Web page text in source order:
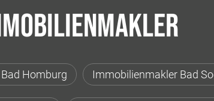
Homburg Immobilienmakler Bad